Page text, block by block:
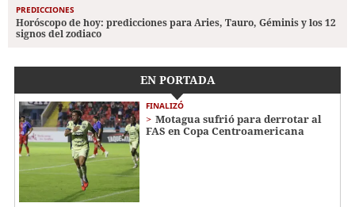
PREDICCIONES
Horóscopo de hoy: predicciones para Aries, Tauro, Géminis y los 12
signos del zodiaco
EN PORTADA
FINALIZÓ
Motagua sufrió para derrotar al
FAS en Copa Centroamericana